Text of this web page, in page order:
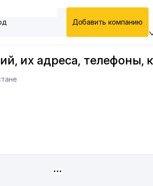
Добавить компанию
их адреса, телефоны,